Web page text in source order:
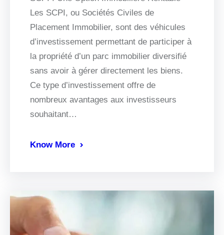
Les SCPI, ou Sociétés Civiles de
Placement Immobilier, sont des véhicules
d’investissement permettant de participer à
la propriété d’un parc immobilier diversifié
sans avoir à gérer directement les biens.
Ce type d’investissement offre de
nombreux avantages aux investisseurs
souhaitant…
Know More